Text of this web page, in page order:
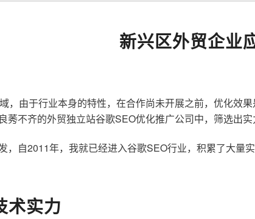
新兴区外贸企业
，由于行业本身的特性，在合作尚未开展之前，优化效
莠不齐的外贸独立站谷歌SEO优化推广公司中，筛选出
，自2011年，我就已经进入谷歌SEO行业，积累了大
术实力